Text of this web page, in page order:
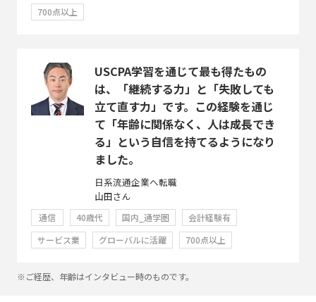
700点以上
USCPA学習を通じて最も得たもの
は、「継続する力」と「失敗しても
立て直す力」です。この経験を通じ
て「年齢に関係なく、人は成長でき
る」という自信を持てるようになり
ました。
日系流通企業へ転職
山田さん
通信 40歳代 国内_通学圏
会計経験有
サービス業
グローバルに活躍 700点以上
※ご経歴、年齢はインタビュー時のものです。